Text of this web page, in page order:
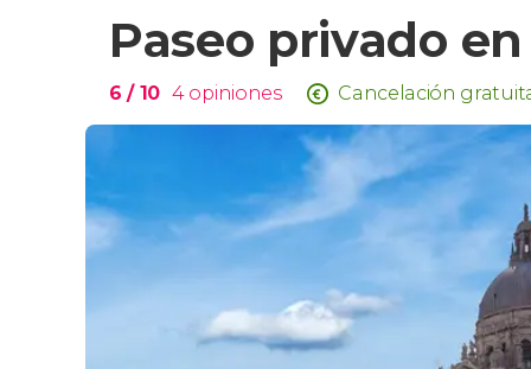
Reino
Turquía
Paseo privado
6/ 10 4 opiniones Cancelación